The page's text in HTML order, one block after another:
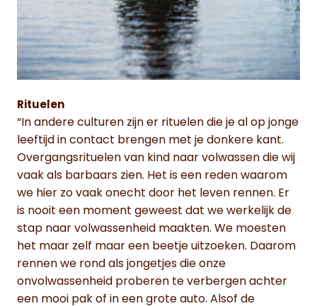
Rituelen
“In andere culturen zijn er rituelen die je al op jonge
leeftijd in contact brengen met je donkere kant.
Overgangsrituelen van kind naar volwassen die wij
vaak als barbaars zien. Het is een reden waarom
we hier zo vaak onecht door het leven rennen. Er
is nooit een moment geweest dat we werkelijk de
stap naar volwassenheid maakten. We moesten
het maar zelf maar een beetje uitzoeken. Daarom
rennen we rond als jongetjes die onze
onvolwassenheid proberen te verbergen achter
een mooi pak of in een grote auto. Alsof de